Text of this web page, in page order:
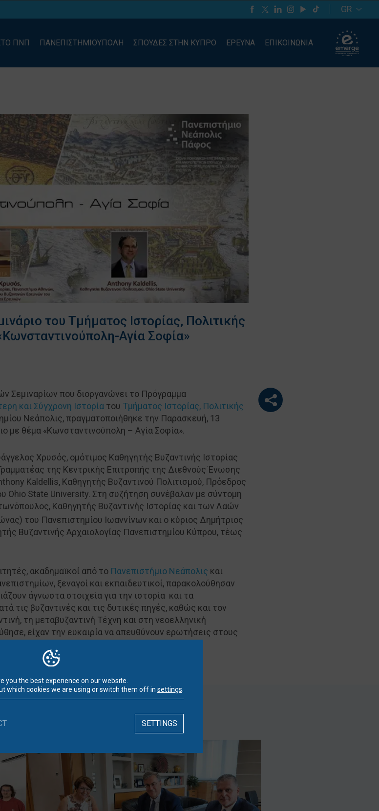
GR
ΠΝΠ ΠΑΝΕΠΙΣΤΗΜΙΟΥΠΟΛΗ ΣΠΟΥΔΕΣ ΣΤΗΝ ΚΥΠΡΟ ΕΡΕΥΝΑ ΕΠΙΚΟΙΝΩΝΙΑ
του Τμήματος Ιστορίας, Πολιτικής
Αγία Σοφία»
Σεμιναρίων που διοργανώνει το Πρόγραμμα
και Σύγχρονη Ιστορία του Τμήματος Ιστορίας, Πολιτικής
Νεάπολις, πραγματοποιήθηκε την Παρασκευή, 13
με θέμα «Κωνσταντινούπολη – Αγία Σοφία».
Χρυσός, ομότιμος Καθηγητής Βυζαντινής Ιστορίας
της Κεντρικής Επιτροπής της Διεθνούς Ένωσης
Kaldellis, Καθηγητής Βυζαντινού Πολιτισμού, Πρόεδρος
Ohio State University. Στη συζήτηση συνέβαλαν με σύντομη
Καθηγητής Βυζαντινής Ιστορίας και των Λαών
του Πανεπιστημίου Ιωαννίνων και ο κύριος Δημήτριος
Βυζαντινής Αρχαιολογίας Πανεπιστημίου Κύπρου, τέως
ακαδημαϊκοί από το Πανεπιστήμιο Νεάπολις και
ξεναγοί και εκπαιδευτικοί, παρακολούθησαν
άγνωστα στοιχεία για την ιστορία και τα
τις βυζαντινές και τις δυτικές πηγές, καθώς και τον
τη μεταβυζαντινή Τέχνη και στη νεοελληνική
είχαν την ευκαιρία να απευθύνουν ερωτήσεις στους
you the best experience on our website.
which cookies we are using or switch them off in settings
SETTINGS